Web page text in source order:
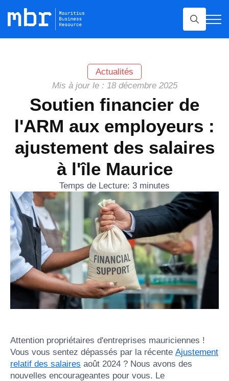
Rechercher:
Actualités
Mis à jour le : 18 décembre 2025
Soutien financier de
l'ARM aux employeurs :
ajustement des salaires
à l'île Maurice
Temps de Lecture: 3 minutes
Attention propriétaires d'entreprises mauriciennes !
Vous vous sentez dépassés par la récente Ajustement
relatif des salaires août 2024 ? Nous avons des
nouvelles encourageantes pour vous. Le